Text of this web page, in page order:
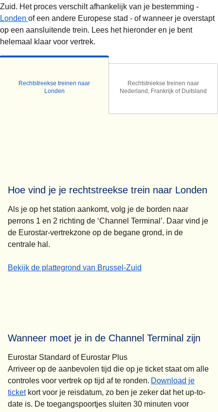
Zuid. Het proces verschilt afhankelijk van je bestemming -
Londen of een andere Europese stad - of wanneer je overstapt
op een aansluitende trein. Lees het hieronder en je bent
helemaal klaar voor vertrek.
Rechtstreekse treinen naar
Londen
Rechtstreekse treinen naar
Nederland, Frankrijk of Duitsland
Hoe vind je je rechtstreekse trein naar Londen
Als je op het station aankomt, volg je de borden naar
perrons 1 en 2 richting de ‘Channel Terminal’. Daar vind je
de Eurostar-vertrekzone op de begane grond, in de
centrale hal.
Bekijk de plattegrond van Brussel-Zuid
-Hoe vind je je rechtstreekse trein naar Londen
(opent in een nieuwe tab )
(opent een PDF)
Wanneer moet je in de Channel Terminal zijn
Eurostar Standard of Eurostar Plus
Arriveer op de aanbevolen tijd die op je ticket staat om alle
controles voor vertrek op tijd af te ronden. Download je
ticketkort voor je reisdatum, zo ben je zeker dat het up-to-
date is. De toegangspoortjes sluiten 30 minuten voor